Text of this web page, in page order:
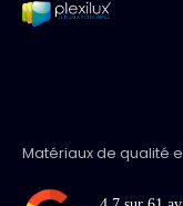
Matériaux de qualité